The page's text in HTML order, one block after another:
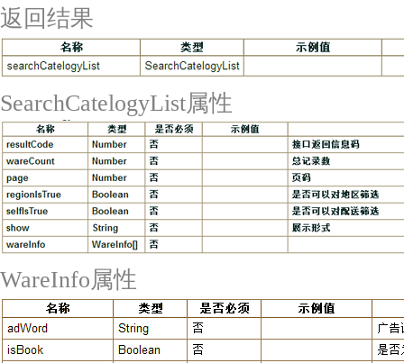
返回结果
SearchCatelogyList属性
WareInfo属性